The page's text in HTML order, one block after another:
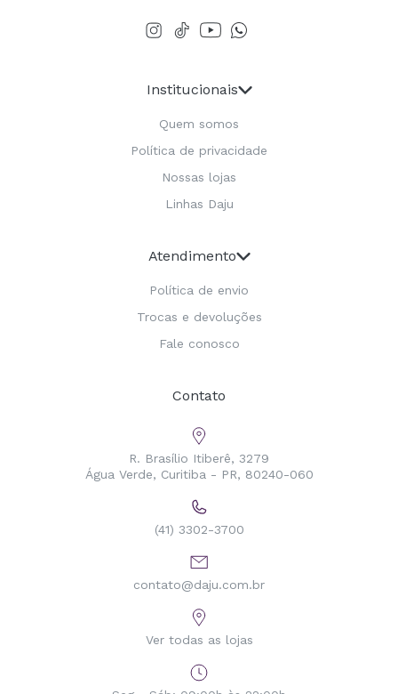
Institucionais
Quem somos
Política de privacidade
Nossas lojas
Linhas Daju
Atendimento
Política de envio
Trocas e devoluções
Fale conosco
Contato
R. Brasílio Itiberê, 3279
Água Verde, Curitiba - PR, 80240-060
(41) 3302-3700
contato@daju.com.br
Ver todas as lojas